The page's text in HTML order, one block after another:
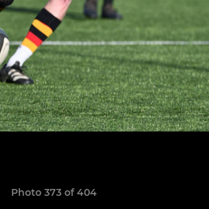
Photo 373 of 404